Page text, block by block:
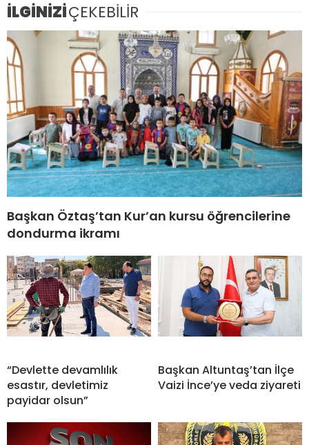
İLGİNİZİÇEKEBİLİR
Başkan Öztaş’tan Kur’an kursu öğrencilerine
dondurma ikramı
“Devlette devamlılık
esastır, devletimiz
payidar olsun”
Başkan Altuntaş’tan İlçe
Vaizi İnce’ye veda ziyareti